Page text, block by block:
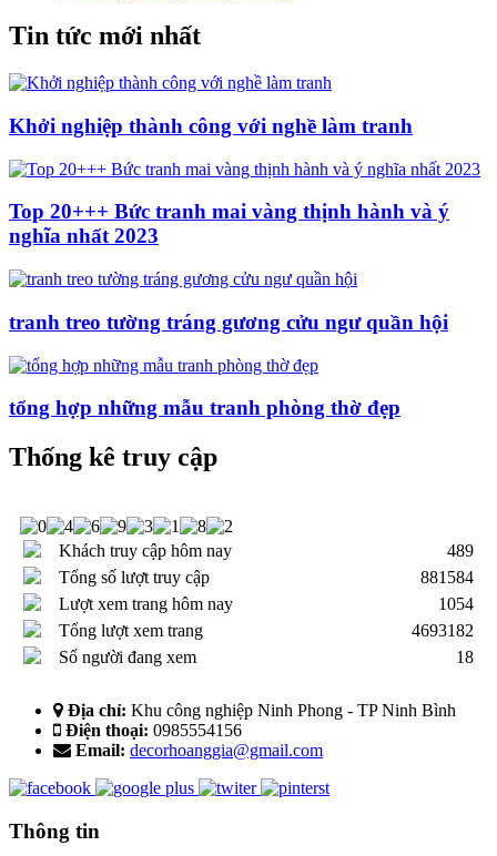
Tin tức mới nhất
Khởi nghiệp thành công với nghề làm tranh
Top 20+++ Bức tranh mai vàng thịnh hành và ý
nghĩa nhất 2023
tranh treo tường tráng gương cửu ngư quần hội
tổng hợp những mẫu tranh phòng thờ đẹp
Thống kê truy cập
Khách truy cập hôm nay
489
Tổng số lượt truy cập
881584
Lượt xem trang hôm nay
1054
Tổng lượt xem trang
4693182
Số người đang xem
18
Địa chỉ: Khu công nghiệp Ninh Phong - TP Ninh Bình
Điện thoại: 0985554156
Email: decorhoanggia@gmail.com
Thông tin